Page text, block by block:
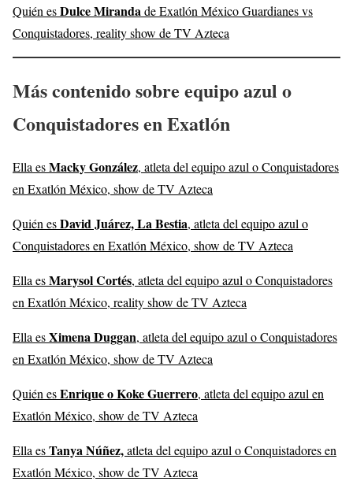
Quién esDulce Mirandade Exatlón México Guardianes vs
Conquistadores, reality show de TV Azteca
Más contenido sobre equipo azul o
Conquistadores en Exatlón
Ella esMacky González, atleta del equipo azul o Conquistadores
en Exatlón México, show de TV Azteca
Quién esDavid Juárez, La Bestia, atleta del equipo azul o
Conquistadores en Exatlón México, show de TV Azteca
Ella esMarysol Cortés, atleta del equipo azul o Conquistadores
en Exatlón México, reality show de TV Azteca
Ella esXimena Duggan, atleta del equipo azul o Conquistadores
en Exatlón México, show de TV Azteca
Quién esEnrique o Koke Guerrero, atleta del equipo azul en
Exatlón México, show de TV Azteca
Ella esTanya Núñez,atleta del equipo azul o Conquistadores en
Exatlón México, show de TV Azteca